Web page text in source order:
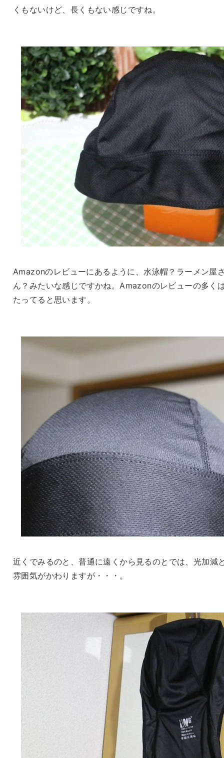
くもないけど、長くもない感じですね。
Amazonのレビューにあるように、水泳帽？ラーメン屋
ん？みたいな感じですかね。Amazonのレビューの多く
たってると思います。
近くでみるのと、普通に遠くから見るのとでは、光加減
雰囲気がかわりますが・・・。